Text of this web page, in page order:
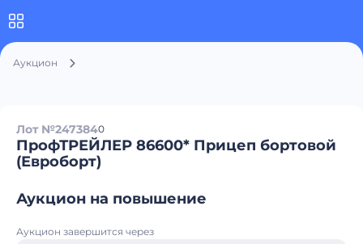
Аукцион
Лот №2473840
ПрофТРЕЙЛЕР 86600* Прицеп бортовой
(Евроборт)
Аукцион на повышение
Аукцион завершится через